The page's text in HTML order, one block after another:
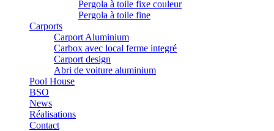
Pergola à toile fixe couleur
Pergola à toile fine
Carports
Carport Aluminium
Carbox avec local ferme integré
Carport design
Abri de voiture aluminium
Pool House
BSO
News
Réalisations
Contact